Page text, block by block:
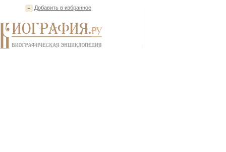
Добавить в избранное